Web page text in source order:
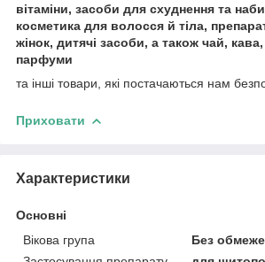
вітаміни, засоби для схуднення та
косметика для волосся й тіла,
жінок, дитячі засоби, а також чай, кава,
парфуми
та інші товари, які постачаються нам
Приховати
Характеристики
Основні
Вікова група
Без